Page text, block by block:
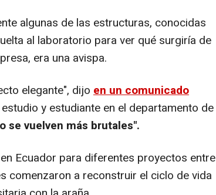
algunas de las estructuras, conocidas
al laboratorio para ver qué surgiría de
era una avispa.
elegante", dijo en un comunicado
y estudiante en el departamento de
se vuelven más brutales".
Ecuador para diferentes proyectos entre
comenzaron a reconstruir el ciclo de vida